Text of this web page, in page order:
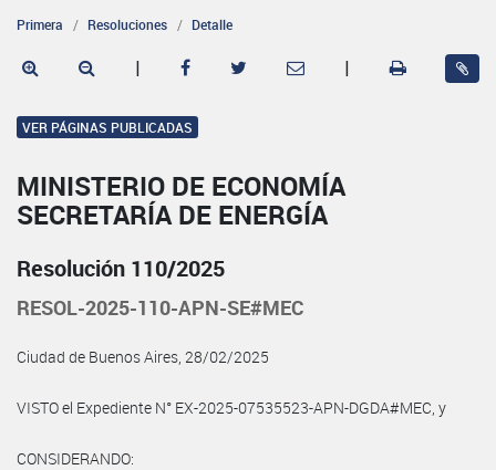
Primera Resoluciones Detalle
| |
VER PÁGINAS PUBLICADAS
MINISTERIO DE ECONOMÍA
SECRETARÍA DE ENERGÍA
Resolución 110/2025
RESOL-2025-110-APN-SE#MEC
Ciudad de Buenos Aires, 28/02/2025
VISTO el Expediente N° EX-2025-07535523-APN-DGDA#MEC, y
CONSIDERANDO: